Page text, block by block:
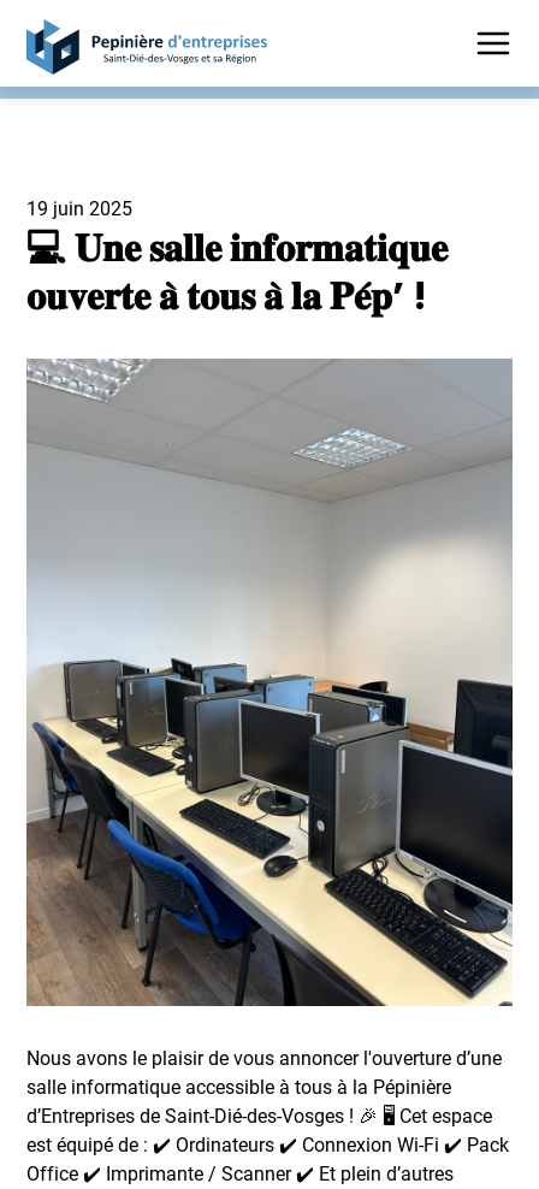
19 juin 2025
💻 𝐔𝐧𝐞 𝐬𝐚𝐥𝐥𝐞 𝐢𝐧𝐟𝐨𝐫𝐦𝐚𝐭𝐢𝐪𝐮𝐞
𝐨𝐮𝐯𝐞𝐫𝐭𝐞 𝐚̀ 𝐭𝐨𝐮𝐬 𝐚̀ 𝐥𝐚 𝐏𝐞́𝐩’ !
Nous avons le plaisir de vous annoncer l'ouverture d’une
salle informatique accessible à tous à la Pépinière
d’Entreprises de Saint-Dié-des-Vosges ! 🎉 🖥️ Cet espace
est équipé de : ✔️ Ordinateurs ✔️ Connexion Wi-Fi ✔️ Pack
Office ✔️ Imprimante / Scanner ✔️ Et plein d’autres